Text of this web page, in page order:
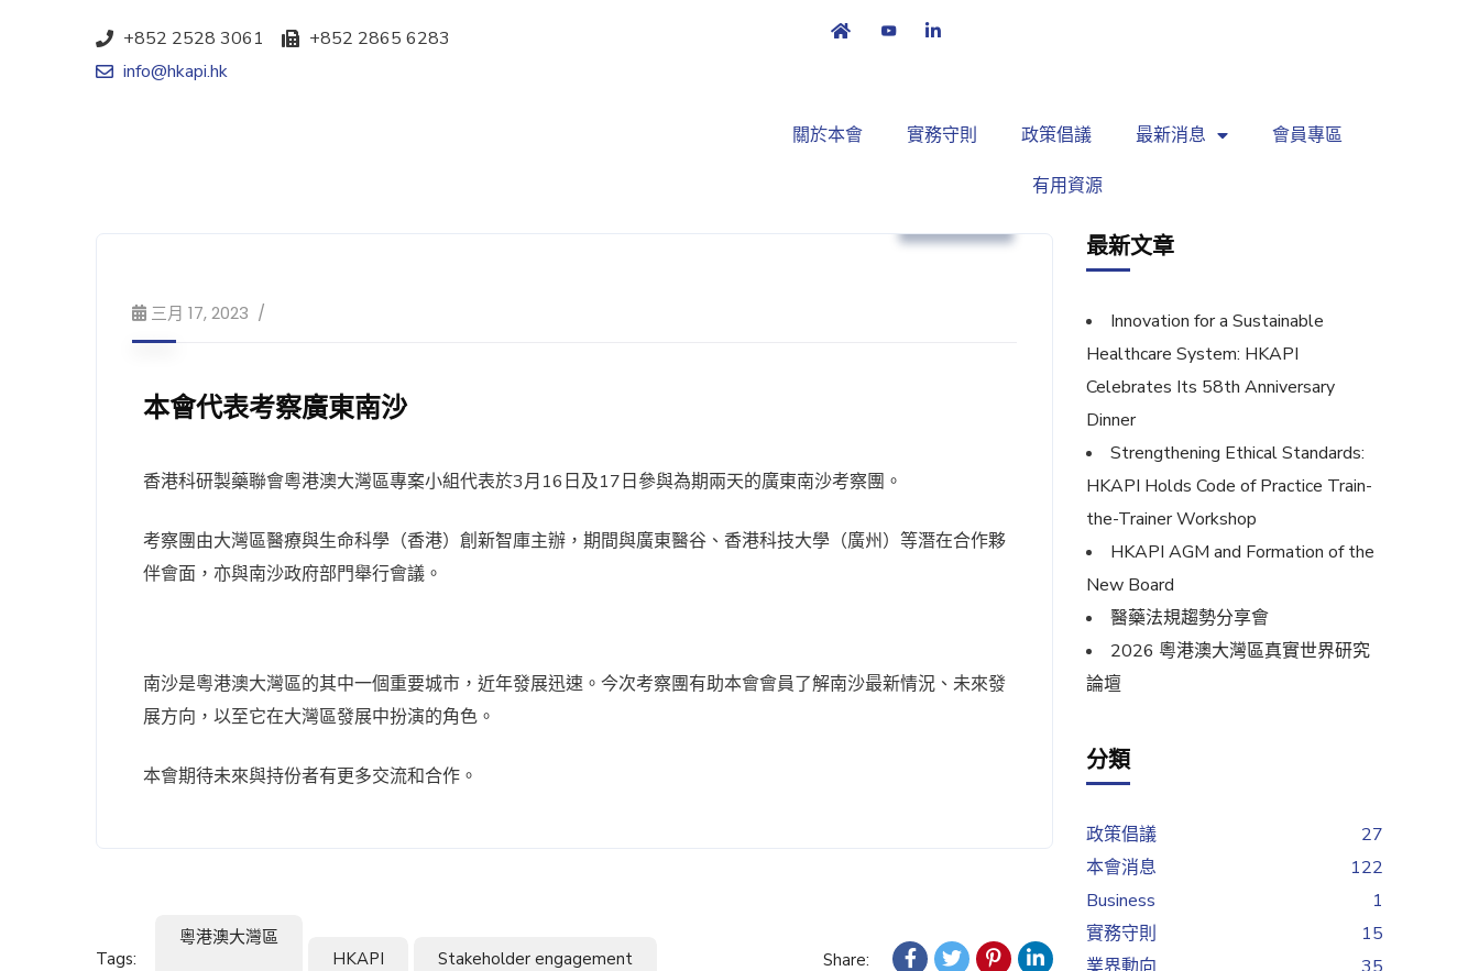
+852 2528 3061
+852 2865 6283
info@hkapi.hk
關於本會 實務守則 政策倡議 最新消息 會員專區
有用資源
三月 17, 2023
本會代表考察廣東南沙
香港科研製藥聯會粵港澳大灣區專案小組代表於3月16日及17日參與為期兩天的廣東南沙考察團。
考察團由大灣區醫療與生命科學（香港）創新智庫主辦，期間與廣東醫谷、香港科技大學（廣州）等潛在合作夥
伴會面，亦與南沙政府部門舉行會議。
南沙是粵港澳大灣區的其中一個重要城市，近年發展迅速。今次考察團有助本會會員了解南沙最新情況、未來發
展方向，以至它在大灣區發展中扮演的角色。
本會期待未來與持份者有更多交流和合作。
Tags:
粵港澳大灣區
HKAPI Stakeholder engagement Share:
最新文章
Innovation for a Sustainable
Healthcare System: HKAPI
Celebrates Its 58th Anniversary
Dinner
Strengthening Ethical Standards:
HKAPI Holds Code of Practice Train-
the-Trainer Workshop
HKAPI AGM and Formation of the
New Board
醫藥法規趨勢分享會
2026 粵港澳大灣區真實世界研究
論壇
分類
政策倡議
27
本會消息
122
Business
1
實務守則
15